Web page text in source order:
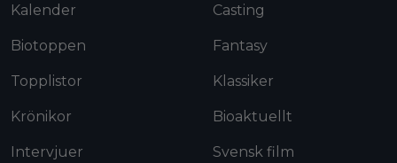
Kalender
Biotoppen
Topplistor
Krönikor
Intervjuer
Casting
Fantasy
Klassiker
Bioaktuellt
Svensk film